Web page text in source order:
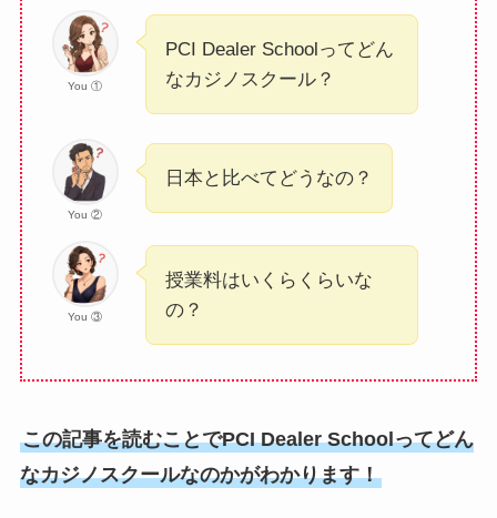
You ①
PCI Dealer Schoolってどん
なカジノスクール？
You ②
日本と比べてどうなの？
You ③
授業料はいくらくらいな
の？
この記事を読むことでPCI Dealer Schoolってどん
なカジノスクールなのかがわかります！